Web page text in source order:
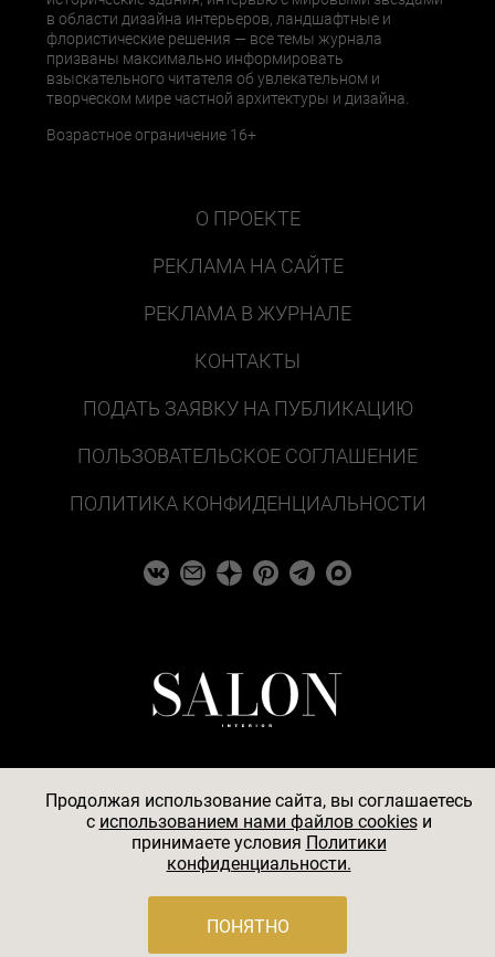
в области дизайна интерьеров, ландшафтные и
флористические решения — все темы журнала
призваны максимально информировать
взыскательного читателя об увлекательном и
творческом мире частной архитектуры и дизайна.
Возрастное ограничение 16+
О ПРОЕКТЕ
РЕКЛАМА НА САЙТЕ
РЕКЛАМА В ЖУРНАЛЕ
КОНТАКТЫ
ПОДАТЬ ЗАЯВКУ НА ПУБЛИКАЦИЮ
ПОЛЬЗОВАТЕЛЬСКОЕ СОГЛАШЕНИЕ
ПОЛИТИКА КОНФИДЕНЦИАЛЬНОСТИ
© 2026
АО «БКМ», ОГРН 1027739494584, ИНН 7705056238,
127018, Москва, ул. Полковая, д. 3, стр. 4, помещение I,
комн. 23
Продолжая использование сайта, вы соглашаетесь
c использованием нами файлов cookiesи
принимаете условия Политики
конфиденциальности.
ПОНЯТНО